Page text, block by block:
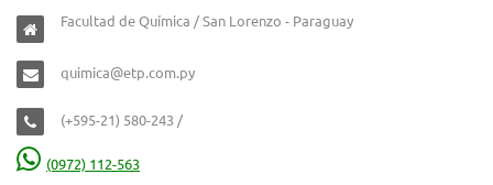
Facultad de Química / San Lorenzo - Paraguay
quimica@etp.com.py
(+595-21) 580-243 /
(0972) 112-563